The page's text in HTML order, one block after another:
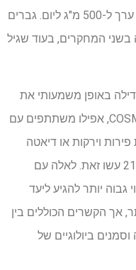
הפלבנול המשוערת בסמן ביולוגי שווה ערך ל-500 מ"ג ליום. גברים
בשני המחקרים, בעוד שגיל
באופן משמעותי את
הסבירות להגיע ליעד הפלבנול. ב-COSMOS, אפילו משתתפים עם
וירקות או דיאטה
עמדו רק לעתים רחוקות ברף, ורק כ-21% עשו זאת. לאלה עם
גבוה יותר להגיע ליעד
אך הקשרים הכוללים בין
ביולוגיים של